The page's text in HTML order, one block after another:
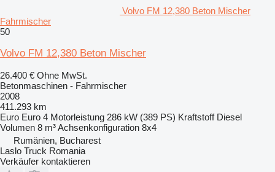
Volvo FM 12,380 Beton Mischer
Fahrmischer
50
Volvo FM 12,380 Beton Mischer
26.400 € Ohne MwSt.
Betonmaschinen - Fahrmischer
2008
411.293 km
Euro Euro 4 Motorleistung 286 kW (389 PS) Kraftstoff Diesel
Volumen 8 m³Achsenkonfiguration 8x4
Rumänien, Bucharest
Laslo Truck Romania
Verkäufer kontaktieren